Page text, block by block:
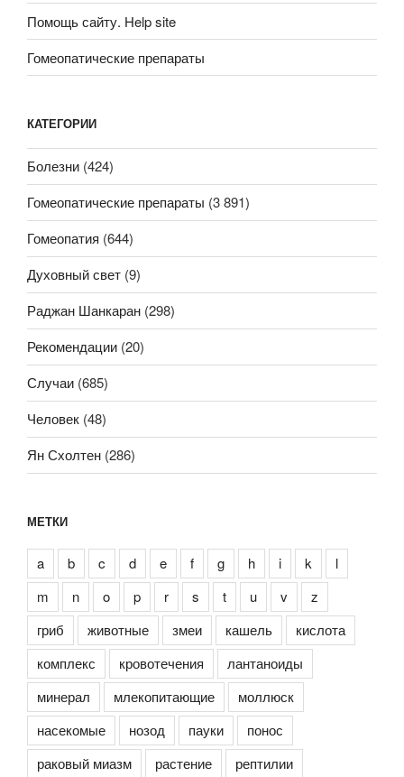
Помощь сайту. Help site
Гомеопатические препараты
КАТЕГОРИИ
Болезни (424)
Гомеопатические препараты (3 891)
Гомеопатия (644)
Духовный свет (9)
Раджан Шанкаран (298)
Рекомендации (20)
Случаи (685)
Человек (48)
Ян Схолтен (286)
МЕТКИ
a b c d e f g h i k
l
m
n o p r s t u v
z
гриб
животные змеи кашель
кислота
комплекс
кровотечения
лантаноиды
минерал
млекопитающие
моллюск
насекомые
нозод пауки
понос
раковый миазм
растение рептилии